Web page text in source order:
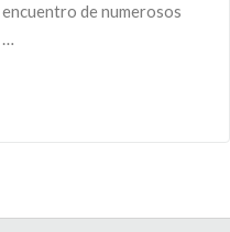
de numerosos
…